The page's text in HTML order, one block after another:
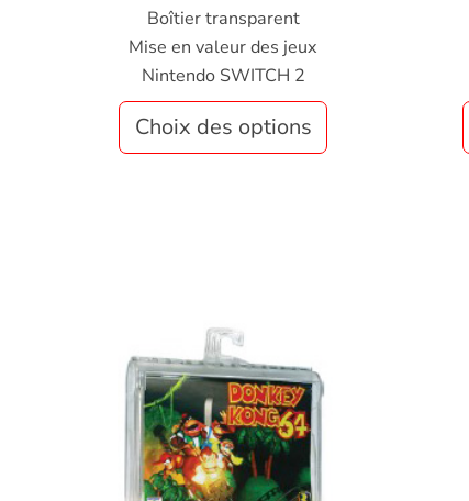
Boîtier transparent
Mise en valeur des jeux
Nintendo SWITCH 2
Choix des options